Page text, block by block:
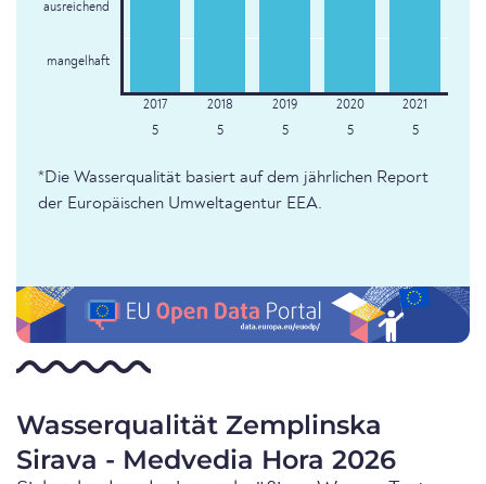
ausreichend
mangelhaft
5 5 5 5 5
*Die Wasserqualität basiert auf dem jährlichen Report
der Europäischen Umweltagentur EEA.
Wasserqualität Zemplinska
Sirava - Medvedia Hora 2026